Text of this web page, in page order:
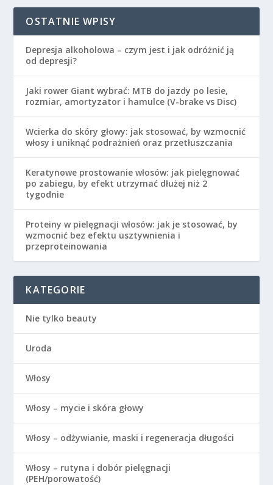
OSTATNIE WPISY
Depresja alkoholowa – czym jest i jak odróżnić ją
od depresji?
Jaki rower Giant wybrać: MTB do jazdy po lesie,
rozmiar, amortyzator i hamulce (V-brake vs Disc)
Wcierka do skóry głowy: jak stosować, by wzmocnić
włosy i uniknąć podrażnień oraz przetłuszczania
Keratynowe prostowanie włosów: jak pielęgnować
po zabiegu, by efekt utrzymać dłużej niż 2
tygodnie
Proteiny w pielęgnacji włosów: jak je stosować, by
wzmocnić bez efektu usztywnienia i
przeproteinowania
KATEGORIE
Nie tylko beauty
Uroda
Włosy
Włosy – mycie i skóra głowy
Włosy – odżywianie, maski i regeneracja długości
Włosy – rutyna i dobór pielęgnacji
(PEH/porowatość)